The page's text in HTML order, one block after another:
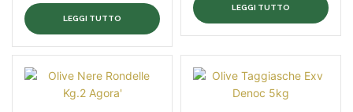
LEGGI TUTTO
LEGGI TUTTO